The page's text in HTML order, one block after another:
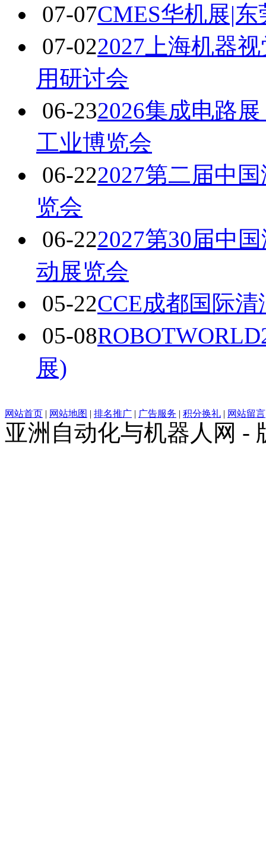
07-07CMES华机展|
07-022027上海机器
用研讨会
06-232026集成电路
工业博览会
06-222027第二届中
览会
06-222027第30届中
动展览会
05-22CCE成都国际
05-08
展)
网站首页 | 网站地图 | 排名推广 | 广告服务 | 积分换礼 | 网站留言
亚洲自动化与机器人网 -